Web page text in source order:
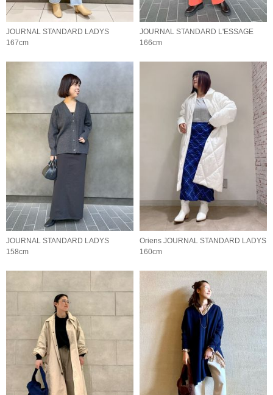
JOURNAL STANDARD LADYS
167cm
JOURNAL STANDARD L'ESSAGE
166cm
JOURNAL STANDARD LADYS
158cm
Oriens JOURNAL STANDARD LADYS
160cm